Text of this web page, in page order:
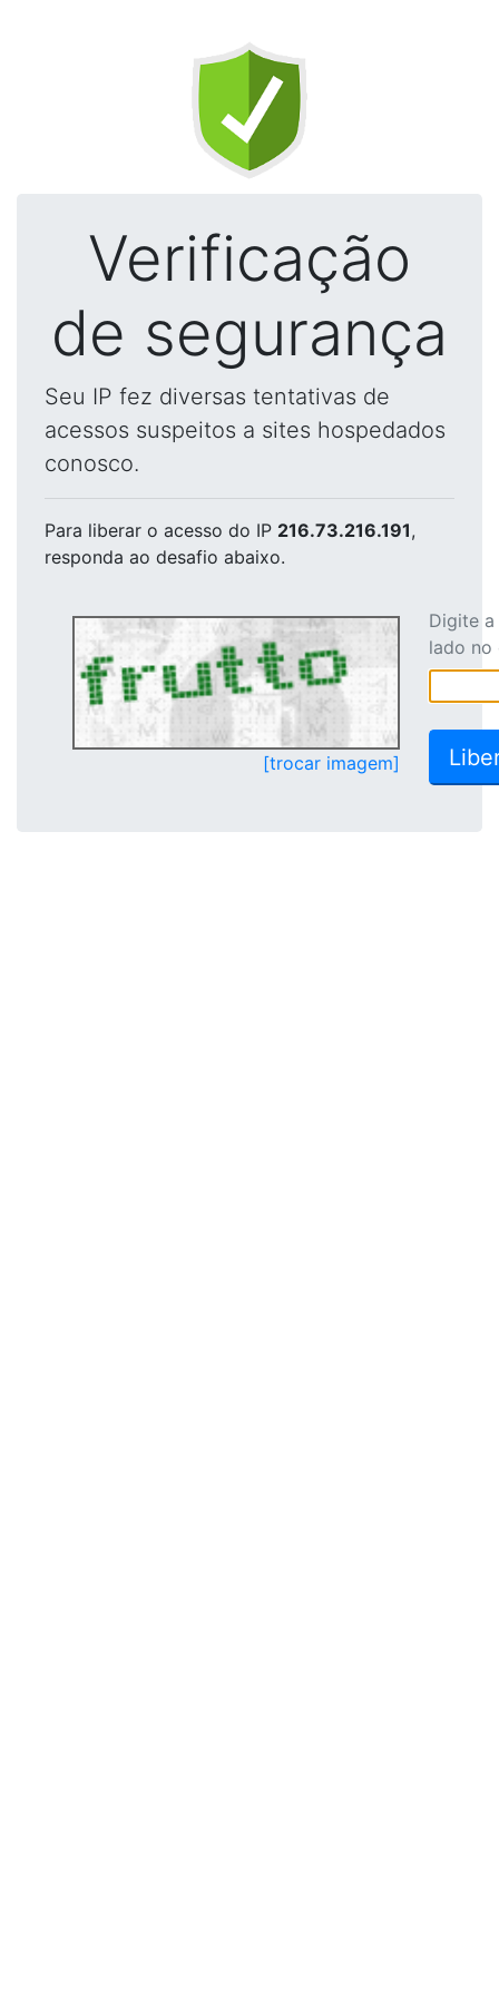
Verificação
de segurança
Seu IP fez diversas tentativas de
acessos suspeitos a sites hospedados
conosco.
Para liberar o acesso do IP 216.73.216.191,
responda ao desafio abaixo.
[trocar imagem]
Digite
lado no